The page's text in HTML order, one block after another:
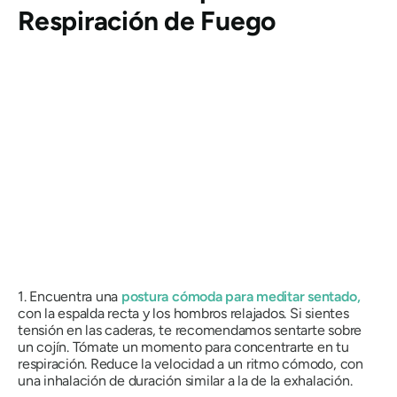
Respiración de Fuego
1. Encuentra una postura cómoda para meditar sentado,
con la espalda recta y los hombros relajados. Si sientes
tensión en las caderas, te recomendamos sentarte sobre
un cojín. Tómate un momento para concentrarte en tu
respiración. Reduce la velocidad a un ritmo cómodo, con
una inhalación de duración similar a la de la exhalación.